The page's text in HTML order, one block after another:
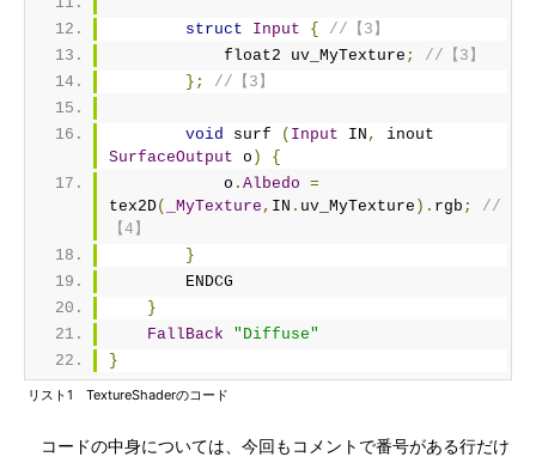
struct Input {
//【3】
            float2 uv_MyTexture
;
//【3】
};
//【3】
void surf ( Input IN ,
SurfaceOutput o )
{
            o
. Albedo =
tex2D( _MyTexture , IN . uv_MyTexture ). rgb ;
//
【4】
}
        ENDCG
}
FallBack
"Diffuse"
}
リスト1 TextureShaderのコード
コードの中身については、今回もコメントで番号がある行だけ